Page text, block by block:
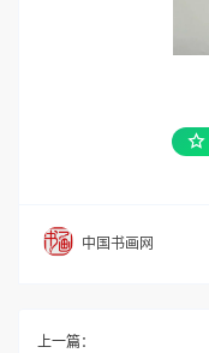
中国书画网
上一篇：